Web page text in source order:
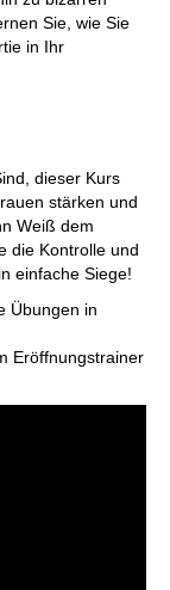
Sie, wie Sie
in Ihr
dieser Kurs
stärken und
Weiß dem
die Kontrolle und
einfache Siege!
Übungen in
Eröffnungstrainer